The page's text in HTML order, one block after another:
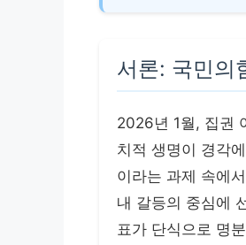
서론: 국민의
2026년 1월, 집권
치적 생명이 경각
이라는 과제 속에
내 갈등의 중심에
표가 단식으로 명